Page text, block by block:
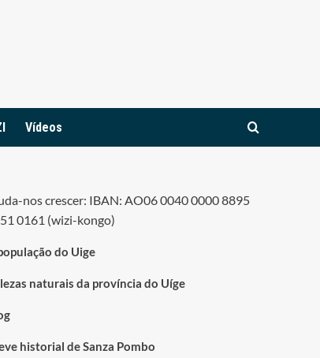
Vídeos
nos crescer: IBAN: AO06 0040 0000 8895
0161 (wizi-kongo)
do Uige
naturais da província do Uíge
historial de Sanza Pombo